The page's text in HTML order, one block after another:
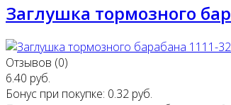
Заглушка тормозного
Отзывов (0)
6.40 руб.
Бонус при покупке: 0.32 руб.